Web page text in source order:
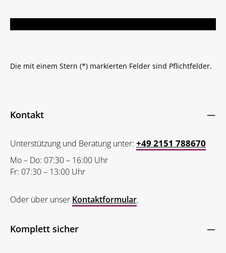
Die mit einem Stern (*) markierten Felder sind Pflichtfelder.
Kontakt
Unterstützung und Beratung unter: +49 2151 788670
Mo – Do: 07:30 – 16:00 Uhr
Fr: 07:30 – 13:00 Uhr
Oder über unser Kontaktformular.
Komplett sicher